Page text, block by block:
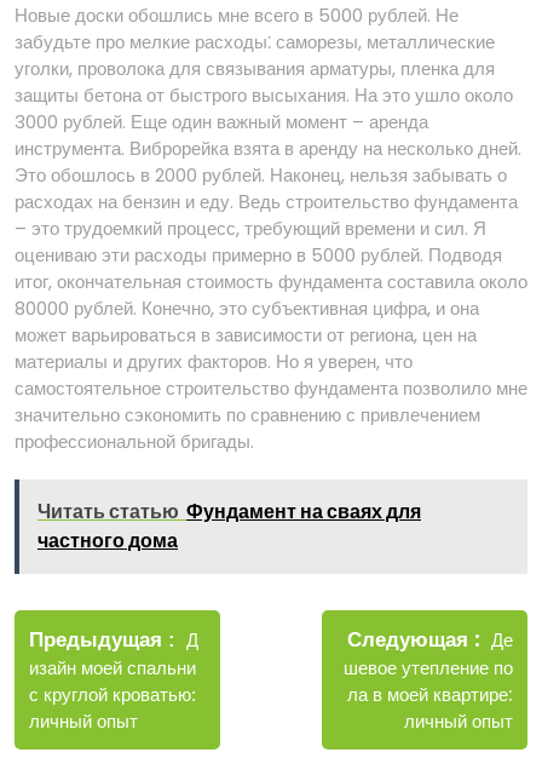
Новые доски обошлись мне всего в 5000 рублей. Не
забудьте про мелкие расходы⁚ саморезы, металлические
уголки, проволока для связывания арматуры, пленка для
защиты бетона от быстрого высыхания. На это ушло около
3000 рублей. Еще один важный момент – аренда
инструмента. Виброрейка взята в аренду на несколько дней.
Это обошлось в 2000 рублей. Наконец, нельзя забывать о
расходах на бензин и еду. Ведь строительство фундамента
– это трудоемкий процесс, требующий времени и сил. Я
оцениваю эти расходы примерно в 5000 рублей. Подводя
итог, окончательная стоимость фундамента составила около
80000 рублей. Конечно, это субъективная цифра, и она
может варьироваться в зависимости от региона, цен на
материалы и других факторов. Но я уверен, что
самостоятельное строительство фундамента позволило мне
значительно сэкономить по сравнению с привлечением
профессиональной бригады.
Читать статью Фундамент на сваях для
частного дома
Навигация
по
записям
Предыдущая
Старые
записи
Д
изайн моей спальни
с круглой кроватью:
личный опыт
Следующая
Де
шевое утепление по
ла в моей квартире:
личный опыт